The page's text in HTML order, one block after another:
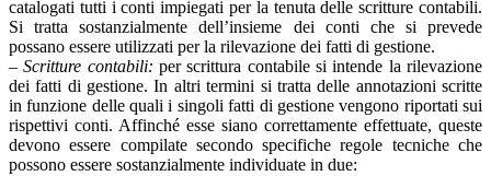
catalogati tutti i conti impiegati per la tenuta delle scritture contabili.
Si tratta sostanzialmente dell’insieme dei conti che si prevede
possano essere utilizzati per la rilevazione dei fatti di gestione.
–Scritture contabili: per scrittura contabile si intende la rilevazione
dei fatti di gestione. In altri termini si tratta delle annotazioni scritte
in funzione delle quali i singoli fatti di gestione vengono riportati sui
rispettivi conti. Affinché esse siano correttamente effettuate, queste
devono essere compilate secondo specifiche regole tecniche che
possono essere sostanzialmente individuate in due: